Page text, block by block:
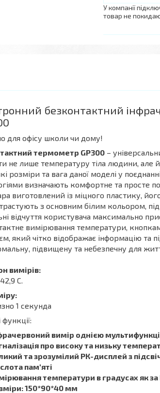
У компанії
товар не
безконтактний
для офісу школи чи дому!
термометр GP300 –
не лише температуру тіла людини, але
розміри та вага даної моделі у
визначають комфортне та просте
виготовлений із міцного пластику,
з основним білим кольором,
відчуття користувача максимально
вимірювання температури,
який чітко відображає інформацію та
підвищену та небезпечну для
вимірів:
C.
1 секунда
вимір однією
про високу та низьку
та зрозумілий РК-дисплей з
пам'яті
температури в градусах як
150*90*40 мм